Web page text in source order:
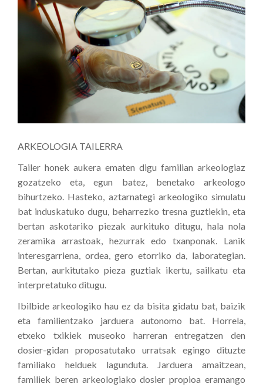
ARKEOLOGIA TAILERRA
Tailer honek aukera ematen digu familian arkeologiaz
gozatzeko eta, egun batez, benetako arkeologo
bihurtzeko. Hasteko, aztarnategi arkeologiko simulatu
bat induskatuko dugu, beharrezko tresna guztiekin, eta
bertan askotariko piezak aurkituko ditugu, hala nola
zeramika arrastoak, hezurrak edo txanponak. Lanik
interesgarriena, ordea, gero etorriko da, laborategian.
Bertan, aurkitutako pieza guztiak ikertu, sailkatu eta
interpretatuko ditugu.
Ibilbide arkeologiko hau ez da bisita gidatu bat, baizik
eta familientzako jarduera autonomo bat. Horrela,
etxeko txikiek museoko harreran entregatzen den
dosier-gidan proposatutako urratsak egingo dituzte
familiako helduek lagunduta. Jarduera amaitzean,
familiek beren arkeologiako dosier propioa eramango